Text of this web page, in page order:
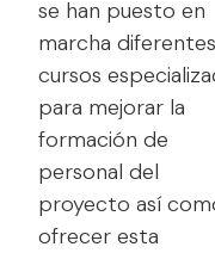
se han puesto en
marcha diferentes
cursos
para mejorar la
formación de
personal del
proyecto así
ofrecer esta